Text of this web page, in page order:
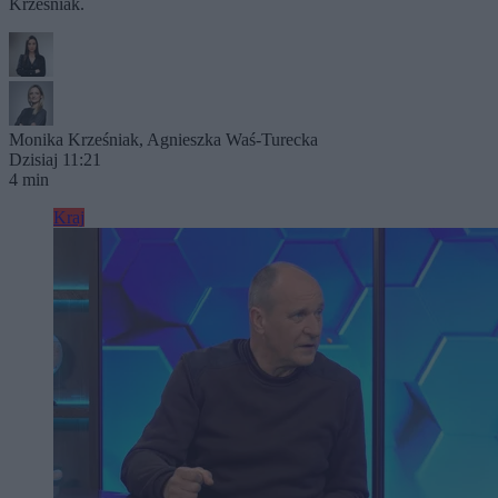
Krześniak.
Monika Krześniak, Agnieszka Waś-Turecka
Dzisiaj 11:21
4 min
Kraj